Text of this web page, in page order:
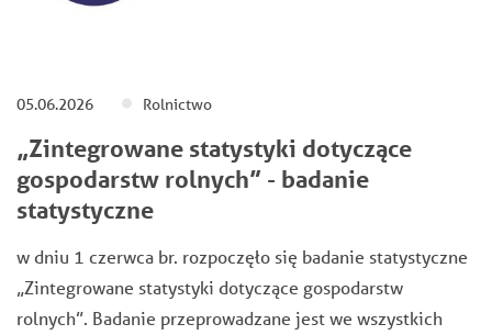
05.06.2026 Rolnictwo
„Zintegrowane statystyki dotyczące
gospodarstw rolnych” - badanie
statystyczne
w dniu 1 czerwca br. rozpoczęło się badanie statystyczne
„Zintegrowane statystyki dotyczące gospodarstw
rolnych”. Badanie przeprowadzane jest we wszystkich